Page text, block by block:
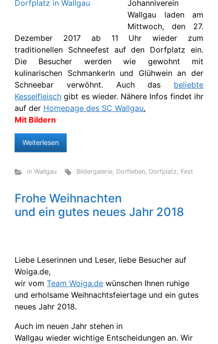
Johanniverein
Wallgau laden am
Mittwoch, den 27.
Dezember 2017 ab 11 Uhr wieder zum
traditionellen Schneefest auf den Dorfplatz ein.
Die Besucher werden wie gewohnt mit
kulinarischen Schmankerln und Glühwein an der
Schneebar verwöhnt. Auch das beliebte
Kesselfleisch gibt es wieder. Nähere Infos findet ihr
auf der Homepage des SC Wallgau.
Mit Bildern
Weiterlesen
in Wallgau Bildergalerie, Dorfleben, Dorfplatz, Fest
Frohe Weihnachten
und ein gutes neues Jahr 2018
Liebe Leserinnen und Leser, liebe Besucher auf
Woiga.de,
wir vom Team Woiga.de wünschen Ihnen ruhige
und erholsame Weihnachtsfeiertage und ein gutes
neues Jahr 2018.
Auch im neuen Jahr stehen in
Wallgau wieder wichtige Entscheidungen an. Wir